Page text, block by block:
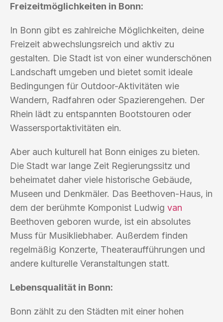
Freizeitmöglichkeiten in Bonn:
In Bonn gibt es zahlreiche Möglichkeiten, deine
Freizeit abwechslungsreich und aktiv zu
gestalten. Die Stadt ist von einer wunderschönen
Landschaft umgeben und bietet somit ideale
Bedingungen für Outdoor-Aktivitäten wie
Wandern, Radfahren oder Spazierengehen. Der
Rhein lädt zu entspannten Bootstouren oder
Wassersportaktivitäten ein.
Aber auch kulturell hat Bonn einiges zu bieten.
Die Stadt war lange Zeit Regierungssitz und
beheimatet daher viele historische Gebäude,
Museen und Denkmäler. Das Beethoven-Haus, in
dem der berühmte Komponist Ludwig van
Beethoven geboren wurde, ist ein absolutes
Muss für Musikliebhaber. Außerdem finden
regelmäßig Konzerte, Theateraufführungen und
andere kulturelle Veranstaltungen statt.
Lebensqualität in Bonn:
Bonn zählt zu den Städten mit einer hohen